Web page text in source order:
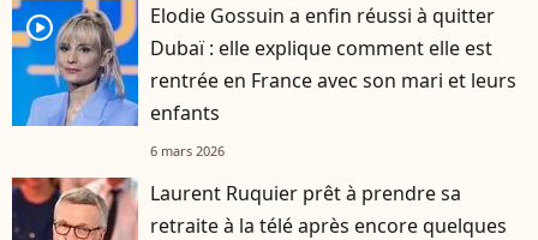
player2
Elodie Gossuin a enfin réussi à quitter
Dubaï : elle explique comment elle est
rentrée en France avec son mari et leurs
enfants
6 mars 2026
Laurent Ruquier prêt à prendre sa
retraite à la télé après encore quelques